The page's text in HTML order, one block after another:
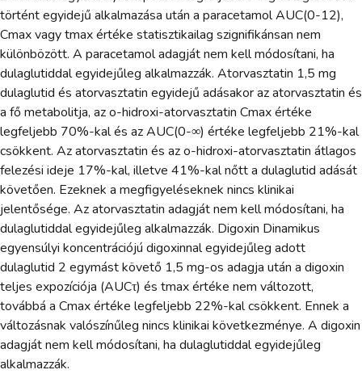
történt egyidejű alkalmazása után a paracetamol AUC(0-12),
Cmax vagy tmax értéke statisztikailag szignifikánsan nem
különbözött. A paracetamol adagját nem kell módosítani, ha
dulaglutiddal egyidejűleg alkalmazzák. Atorvasztatin 1,5 mg
dulaglutid és atorvasztatin egyidejű adásakor az atorvasztatin és
a fő metabolitja, az o-hidroxi-atorvasztatin Cmax értéke
legfeljebb 70%-kal és az AUC(0-∞) értéke legfeljebb 21%-kal
csökkent. Az atorvasztatin és az o-hidroxi-atorvasztatin átlagos
felezési ideje 17%-kal, illetve 41%-kal nőtt a dulaglutid adását
követően. Ezeknek a megfigyeléseknek nincs klinikai
jelentősége. Az atorvasztatin adagját nem kell módosítani, ha
dulaglutiddal egyidejűleg alkalmazzák. Digoxin Dinamikus
egyensúlyi koncentrációjú digoxinnal egyidejűleg adott
dulaglutid 2 egymást követő 1,5 mg-os adagja után a digoxin
teljes expozíciója (AUCτ) és tmax értéke nem változott,
továbbá a Cmax értéke legfeljebb 22%-kal csökkent. Ennek a
változásnak valószínűleg nincs klinikai következménye. A digoxin
adagját nem kell módosítani, ha dulaglutiddal egyidejűleg
alkalmazzák.